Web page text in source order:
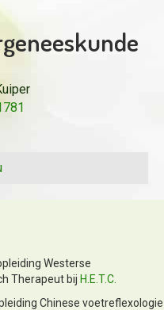
Westerse
Therapeut bij H.E.T.C.
Chinese voetreflexologie